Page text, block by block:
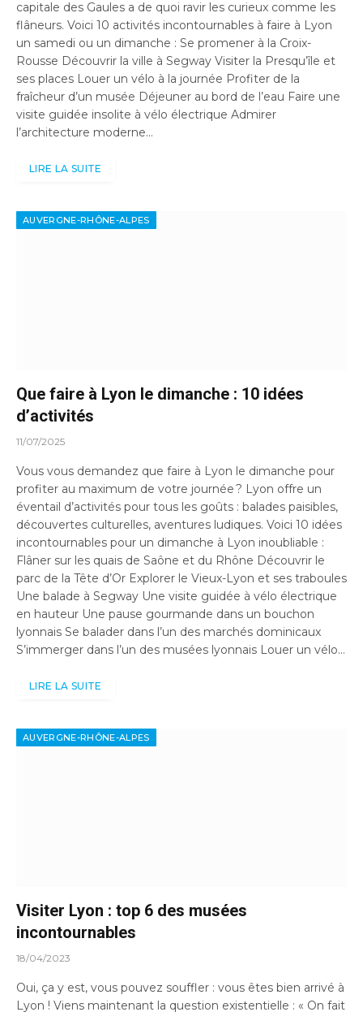
capitale des Gaules a de quoi ravir les curieux comme les
flâneurs. Voici 10 activités incontournables à faire à Lyon
un samedi ou un dimanche : Se promener à la Croix-
Rousse Découvrir la ville à Segway Visiter la Presqu’île et
ses places Louer un vélo à la journée Profiter de la
fraîcheur d’un musée Déjeuner au bord de l’eau Faire une
visite guidée insolite à vélo électrique Admirer
l’architecture moderne…
LIRE LA SUITE
AUVERGNE-RHÔNE-ALPES
Que faire à Lyon le dimanche : 10 idées
d’activités
11/07/2025
Vous vous demandez que faire à Lyon le dimanche pour
profiter au maximum de votre journée ? Lyon offre un
éventail d’activités pour tous les goûts : balades paisibles,
découvertes culturelles, aventures ludiques. Voici 10 idées
incontournables pour un dimanche à Lyon inoubliable :
Flâner sur les quais de Saône et du Rhône Découvrir le
parc de la Tête d’Or Explorer le Vieux-Lyon et ses traboules
Une balade à Segway Une visite guidée à vélo électrique
en hauteur Une pause gourmande dans un bouchon
lyonnais Se balader dans l’un des marchés dominicaux
S’immerger dans l’un des musées lyonnais Louer un vélo…
LIRE LA SUITE
AUVERGNE-RHÔNE-ALPES
Visiter Lyon : top 6 des musées
incontournables
18/04/2023
Oui, ça y est, vous pouvez souffler : vous êtes bien arrivé à
Lyon ! Viens maintenant la question existentielle : « On fait